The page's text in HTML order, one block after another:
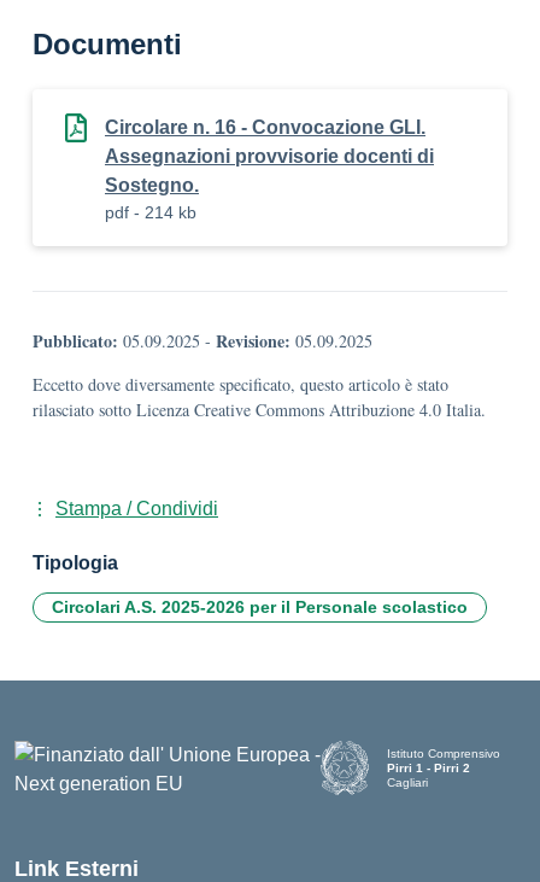
Documenti
Circolare n. 16 - Convocazione GLI.
Assegnazioni provvisorie docenti di
Sostegno.
pdf - 214 kb
Pubblicato: 05.09.2025 - Revisione: 05.09.2025
Eccetto dove diversamente specificato, questo articolo è stato
rilasciato sotto Licenza Creative Commons Attribuzione 4.0 Italia.
Stampa / Condividi
Tipologia
Circolari A.S. 2025-2026 per il Personale scolastico
Istituto Comprensivo
Pirri 1 - Pirri 2
Cagliari
Link Esterni